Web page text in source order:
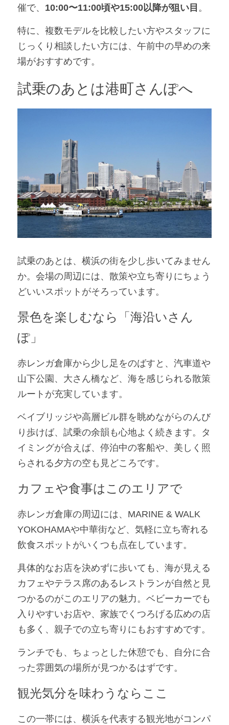
催で、 10:00〜11:00頃や15:00以降が狙い目 。
特に、複数モデルを比較したい方やスタッフに
じっくり相談したい方には、午前中の早めの来
場がおすすめです。
試乗のあとは港町さんぽへ
試乗のあとは、横浜の街を少し歩いてみません
か。会場の周辺には、散策や立ち寄りにちょう
どいいスポットがそろっています。
景色を楽しむなら「海沿いさん
ぽ」
赤レンガ倉庫から少し足をのばすと、汽車道や
山下公園、大さん橋など、海を感じられる散策
ルートが充実しています。
ベイブリッジや高層ビル群を眺めながらのんび
り歩けば、試乗の余韻も心地よく続きます。タ
イミングが合えば、停泊中の客船や、美しく照
らされる夕方の空も見どころです。
カフェや食事はこのエリアで
赤レンガ倉庫の周辺には、MARINE & WALK
YOKOHAMAや中華街など、気軽に立ち寄れる
飲食スポットがいくつも点在しています。
具体的なお店を決めずに歩いても、海が見える
カフェやテラス席のあるレストランが自然と見
つかるのがこのエリアの魅力。ベビーカーでも
入りやすいお店や、家族でくつろげる広めの店
も多く、親子での立ち寄りにもおすすめです。
ランチでも、ちょっとした休憩でも、自分に合
った雰囲気の場所が見つかるはずです。
観光気分を味わうならここ
この一帯には、横浜を代表する観光地がコンパ